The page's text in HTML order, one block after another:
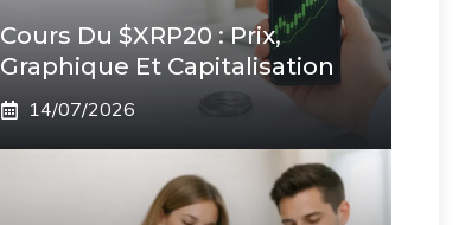
Cours Du $XRP20 : Prix,
Graphique Et Capitalisation
14/07/2026